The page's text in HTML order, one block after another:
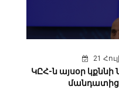
21
ԿԸՀ-ն այսօր
մանդատից